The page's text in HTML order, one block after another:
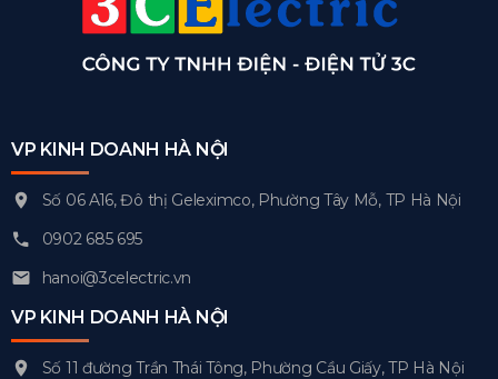
VP KINH DOANH HÀ NỘI
Số 06 A16, Đô thị Geleximco, Phường Tây Mỗ, TP Hà Nội
0902 685 695
hanoi@3celectric.vn
VP KINH DOANH HÀ NỘI
Số 11 đường Trần Thái Tông, Phường Cầu Giấy, TP Hà Nội